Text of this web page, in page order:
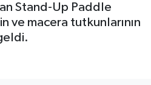
Stand-Up Paddle
ve macera tutkunlarının